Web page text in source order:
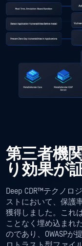
第三者機
り効果が
Deep CDR™テクノロ
ストにおいて、保護
獲得しました。これ
ことなく埋め込まれ
のであり、OWASPが